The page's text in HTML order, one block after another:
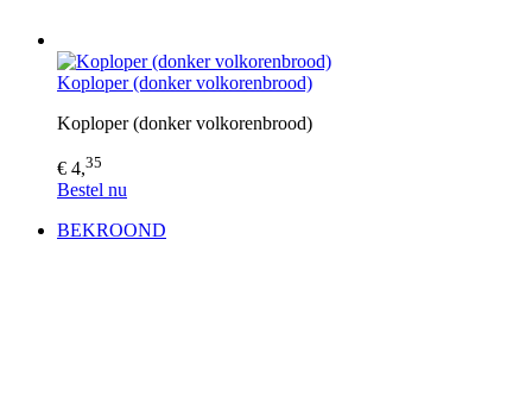
Koploper (donker volkorenbrood)
Koploper (donker volkorenbrood)
€ 4,35
Bestel nu
BEKROOND